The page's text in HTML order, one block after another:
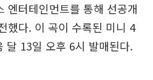
엔터테인먼트를 통해 선공개
했다. 이 곡이 수록된 미니 4
달 13일 오후 6시 발매된다.